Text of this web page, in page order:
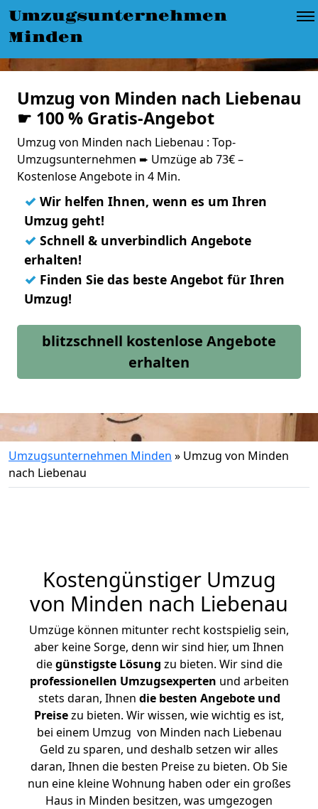
Umzugsunternehmen
Minden
Umzug von Minden nach Liebenau
☛ 100 % Gratis-Angebot
Umzug von Minden nach Liebenau : Top-
Umzugsunternehmen ➨ Umzüge ab 73€ –
Kostenlose Angebote in 4 Min.
✓ Wir helfen Ihnen, wenn es um Ihren
Umzug geht!
✓ Schnell & unverbindlich Angebote
erhalten!
✓ Finden Sie das beste Angebot für Ihren
Umzug!
blitzschnell kostenlose Angebote
erhalten
Umzugsunternehmen Minden » Umzug von Minden
nach Liebenau
Kostengünstiger Umzug
von Minden nach Liebenau
Umzüge können mitunter recht kostspielig sein,
aber keine Sorge, denn wir sind hier, um Ihnen
diegünstigste Lösung zu bieten. Wir sind die
professionellen Umzugsexperten und arbeiten
stets daran, Ihnen die besten Angebote und
Preisezu bieten. Wir wissen, wie wichtig es ist,
bei einem Umzug von Minden nach Liebenau
Geld zu sparen, und deshalb setzen wir alles
daran, Ihnen die besten Preise zu bieten. Ob Sie
nun eine kleine Wohnung haben oder ein großes
Haus in Minden besitzen, was umgezogen